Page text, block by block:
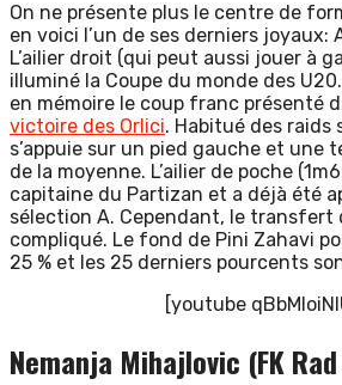
On ne présente plus le centre de
en voici l’un de ses derniers joyaux:
L’ailier droit (qui peut aussi jouer à
illuminé la Coupe du monde des
en mémoire le coup franc présenté
victoire des Orlici. Habitué des raids
s’appuie sur un pied gauche et une
de la moyenne. L’ailier de poche
capitaine du Partizan et a déjà été
sélection A. Cependant, le transfert
compliqué. Le fond de Pini Zahavi
25 % et les 25 derniers pourcents
[youtube
Nemanja Mihajlovic (FK